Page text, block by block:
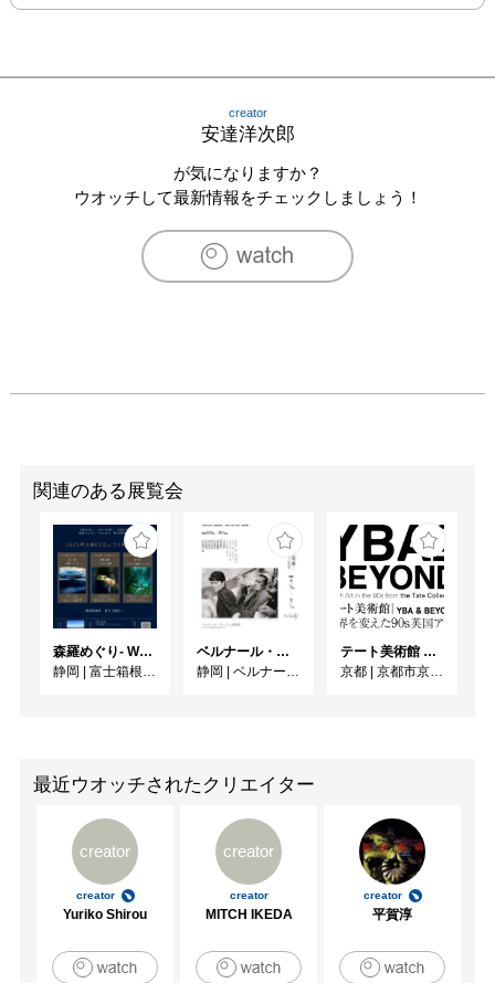
creator
安達洋次郎
が気になりますか？
ウオッチして最新情報をチェックしましょう！
関連のある展覧会
森羅めぐり- Wandering in Shinra -
静岡 | 富士箱根カントリークラブ
ベルナール・ビュフェと写真 ーカメラがとらえたビュフェとその時代、そして21 世紀へ
静岡 | ベルナール・ビュフェ美術館
テート美術館 ― YBA & BEYOND 世界を変えた90s英国アート
京都 | 京都市京セラ美術館
最近ウオッチされたクリエイター
creator
creator
Yuriko Shirou
creator
creator
MITCH IKEDA
creator
平賀淳